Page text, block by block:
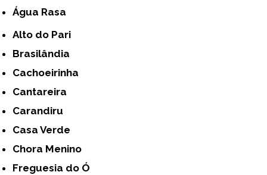
Água Rasa
Alto do Pari
Brasilândia
Cachoeirinha
Cantareira
Carandiru
Casa Verde
Chora Menino
Freguesia do Ó